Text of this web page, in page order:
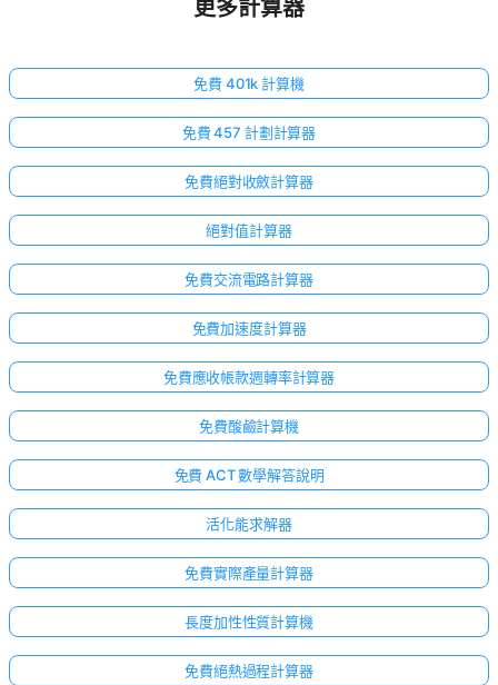
更多計算器
免費 401k 計算機
免費 457 計劃計算器
免費絕對收斂計算器
絕對值計算器
免費交流電路計算器
免費加速度計算器
免費應收帳款週轉率計算器
免費酸鹼計算機
免費 ACT 數學解答說明
活化能求解器
免費實際產量計算器
長度加性性質計算機
免費絕熱過程計算器